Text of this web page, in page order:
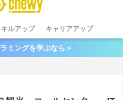
キルアップ キャリアアップ
ミングを学ぶなら＞